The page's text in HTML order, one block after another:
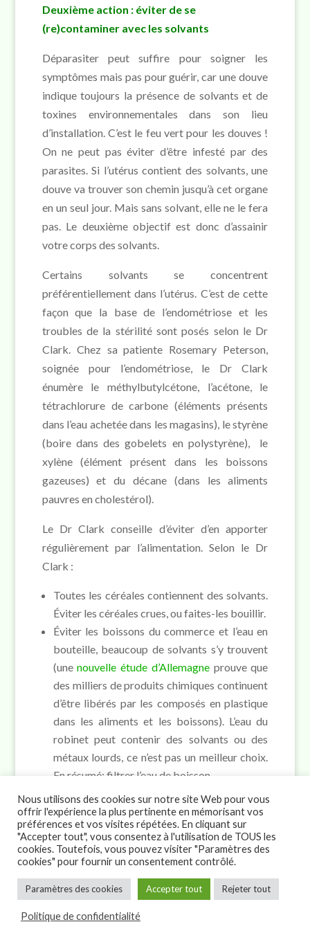
Deuxième action : éviter de se
(re)contaminer avec les solvants
Déparasiter peut suffire pour soigner les
symptômes mais pas pour guérir, car une douve
indique toujours la présence de solvants et de
toxines environnementales dans son lieu
d’installation. C’est le feu vert pour les douves !
On ne peut pas éviter d’être infesté par des
parasites. Si l’utérus contient des solvants, une
douve va trouver son chemin jusqu’à cet organe
en un seul jour. Mais sans solvant, elle ne le fera
pas. Le deuxième objectif est donc d’assainir
votre corps des solvants.
Certains solvants se concentrent
préférentiellement dans l’utérus. C’est de cette
façon que la base de l’endométriose et les
troubles de la stérilité sont posés selon le Dr
Clark. Chez sa patiente Rosemary Peterson,
soignée pour l’endométriose, le Dr Clark
énumère le méthylbutylcétone, l’acétone, le
tétrachlorure de carbone (éléments présents
dans l’eau achetée dans les magasins), le styrène
(boire dans des gobelets en polystyrène), le
xylène (élément présent dans les boissons
gazeuses) et du décane (dans les aliments
pauvres en cholestérol).
Le Dr Clark conseille d’éviter d’en apporter
régulièrement par l’alimentation. Selon le Dr
Clark :
Toutes les céréales contiennent des solvants.
Éviter les céréales crues, ou faites-les bouillir.
Éviter les boissons du commerce et l’eau en
bouteille, beaucoup de solvants s’y trouvent
(unenouvelle étude d’Allemagneprouve que
des milliers de produits chimiques continuent
d’être libérés par les composés en plastique
dans les aliments et les boissons). L’eau du
robinet peut contenir des solvants ou des
métaux lourds, ce n’est pas un meilleur choix.
En résumé: filtrer l’eau de boisson.
Le Dr Clark trouve des solvants dans les pains
et biscuits du commerce. Préférer les
produits de boulangerie et le pain dans une
boulangerie locale.
Le Dr Clark trouve des solvants dans les
produits décaféinés et les mélanges en
poudre pour boissons ou pour la perte de
poids.
>
Nous utilisons des cookies sur notre site Web pour vous
offrir l'expérience la plus pertinente en mémorisant vos
préférences et vos visites répétées. En cliquant sur
"Accepter tout", vous consentez à l'utilisation de TOUS les
cookies. Toutefois, vous pouvez visiter "Paramètres des
cookies" pour fournir un consentement contrôlé.
Paramètres des cookies Accepter tout Rejeter tout
Politique de confidentialité